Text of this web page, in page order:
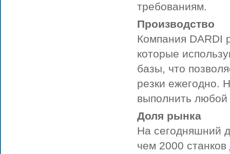
требованиям.
Производство
Компания DARDI
которые
базы, что
резки ежегодно.
выполнить любой
Доля рынка
На сегодняшний
чем 2000